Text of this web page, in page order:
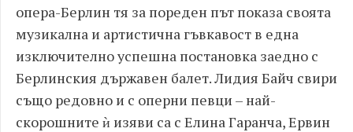
опера-Берлин тя за пореден път показа своята
музикална и артистична гъвкавост в една
изключително успешна постановка заедно с
Берлинския държавен балет. Лидия Байч свири
също редовно и с оперни певци – най-
скорошните ѝ изяви са с Елина Гаранча, Ервин